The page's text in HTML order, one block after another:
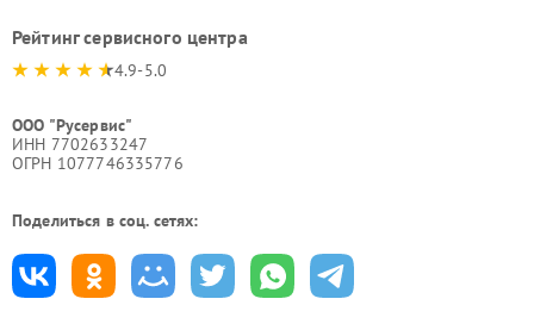
Рейтинг сервисного центра
4.9-5.0
ООО "Русервис"
ИНН 7702633247
ОГРН 1077746335776
Поделиться в соц. сетях: